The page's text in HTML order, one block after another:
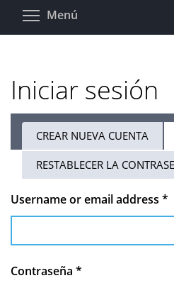
Pasar
Menú
Iniciar sesión
Solapas
principales
CREAR NUEVA CUENTA
RESTABLECER LA
Username or email address *
Contraseña *